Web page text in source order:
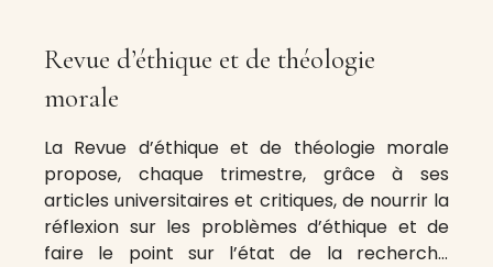
Revue d’éthique et de théologie
morale
La Revue d’éthique et de théologie morale
propose, chaque trimestre, grâce à ses
articles universitaires et critiques, de nourrir la
réflexion sur les problèmes d’éthique et de
faire le point sur l’état de la recherche